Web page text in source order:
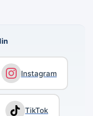
Instagram
TikTok